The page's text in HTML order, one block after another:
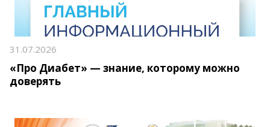
31.07.2026
«Про Диабет» — знание, которому можно
доверять